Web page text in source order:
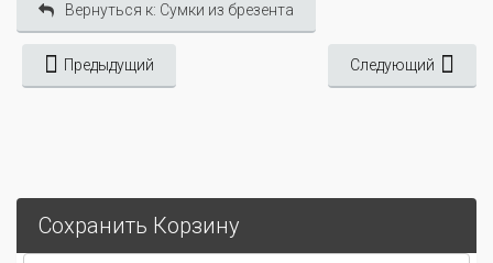
Вернуться к: Сумки из брезента
Предыдущий Следующий
Сохранить Корзину